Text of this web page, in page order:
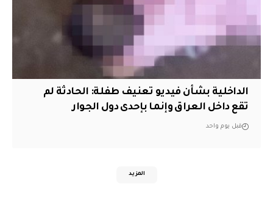
الداخلية بشأن فيديو تعنيف طفلة: الحادثة لم
تقع داخل العراق وإنما بإحدى دول الجوار
قبل يوم واحد
المزيد